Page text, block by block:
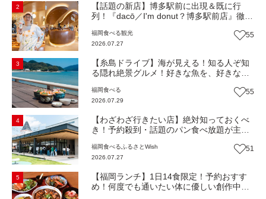
2
【話題の新店】博多駅前に出現＆既に行
列！『dacō／I'm donut？博多駅前店』徹底
しみ方＆イチオシメニューも紹介！（福岡
市博多区）【まち歩き】
福岡食べる観光
2026.07.27
55
3
【糸島ドライブ】海が見える！知る人ぞ知
る隠れ絶景グルメ！好きな魚を、好きなだ
堂』（福岡市西区）【まち歩き】
福岡食べる
2026.07.29
55
4
【わざわざ行きたい店】絶対知っておくべ
き！予約殺到・話題のパン食べ放題が主
『bound garden』（福岡・新宮町）【まち
歩き】
福岡食べる ふるさとWish
2026.07.27
51
5
【福岡ランチ】1日14食限定！予約おすす
め！何度でも通いたい体に優しい創作中華